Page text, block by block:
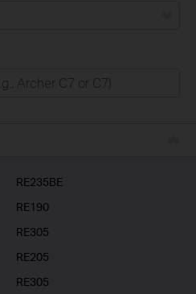
RE235BE
RE190
RE305
RE205
RE305